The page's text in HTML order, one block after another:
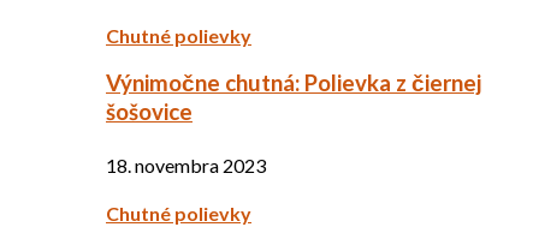
Chutné polievky
Výnimočne chutná: Polievka z čiernej
šošovice
18. novembra 2023
Chutné polievky